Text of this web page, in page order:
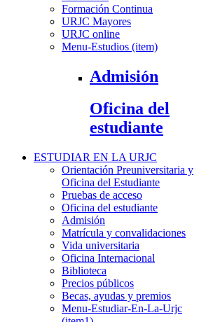
Formación Continua
URJC Mayores
URJC online
Menu-Estudios (item)
Admisión
Oficina del
estudiante
ESTUDIAR EN LA URJC
Orientación Preuniversitaria y
Oficina del Estudiante
Pruebas de acceso
Oficina del estudiante
Admisión
Matrícula y convalidaciones
Vida universitaria
Oficina Internacional
Biblioteca
Precios públicos
Becas, ayudas y premios
Menu-Estudiar-En-La-Urjc